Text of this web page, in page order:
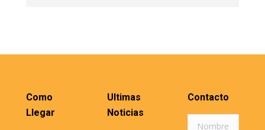
Como
Llegar
Ultimas
Noticias
Contacto
Nombre *